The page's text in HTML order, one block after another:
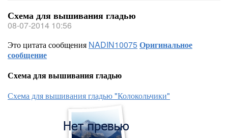
Схема для вышивания гладью
08-07-2014 10:56
Это цитата сообщения NADIN10075Оригинальное
сообщение
Схема для вышивания гладью
Схема для вышивания гладью "Колокольчики"